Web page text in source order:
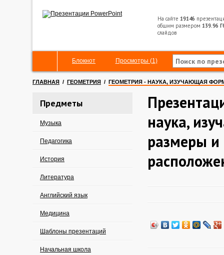
На сайте 19146
общим размером 139.96
слайдов
Блокнот Просмотры (1)
ГЛАВНАЯ / ГЕОМЕТРИЯ / ГЕОМЕТРИЯ - НАУКА, ИЗУЧАЮЩАЯ
Предметы
Музыка
Педагогика
История
Литература
Английский язык
Медицина
Шаблоны презентаций
Начальная школа
наука,
размеры и